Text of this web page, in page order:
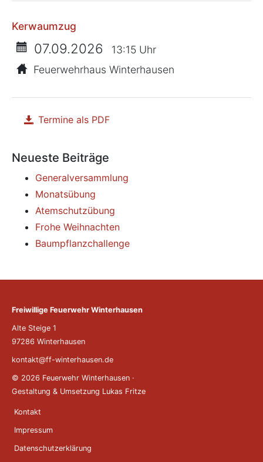
Kerwaumzug
07.09.2026
13:15 Uhr
Feuerwehrhaus Winterhausen
Termine als PDF
Neueste Beiträge
Generalversammlung
Monatsübung
Atemschutzübung
Frohe Weihnachten
Baumpflanzchallenge
Freiwillige Feuerwehr Winterhausen
Alte Steige 1
97286 Winterhausen
kontakt@ff-winterhausen.de
© 2026 Feuerwehr Winterhausen ·
Gestaltung & Umsetzung Lukas Fritze
Kontakt
Impressum
Datenschutzerklärung